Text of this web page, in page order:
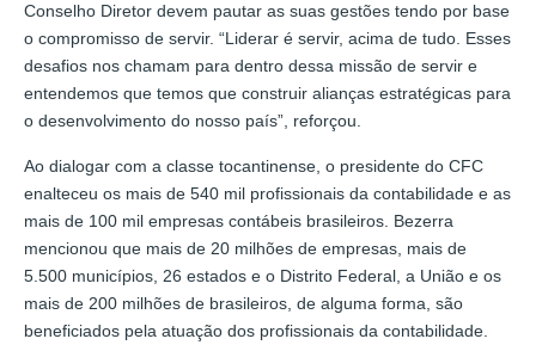
Conselho Diretor devem pautar as suas gestões tendo por base
o compromisso de servir. “Liderar é servir, acima de tudo. Esses
desafios nos chamam para dentro dessa missão de servir e
entendemos que temos que construir alianças estratégicas para
o desenvolvimento do nosso país”, reforçou.
Ao dialogar com a classe tocantinense, o presidente do CFC
enalteceu os mais de 540 mil profissionais da contabilidade e as
mais de 100 mil empresas contábeis brasileiros. Bezerra
mencionou que mais de 20 milhões de empresas, mais de
5.500 municípios, 26 estados e o Distrito Federal, a União e os
mais de 200 milhões de brasileiros, de alguma forma, são
beneficiados pela atuação dos profissionais da contabilidade.